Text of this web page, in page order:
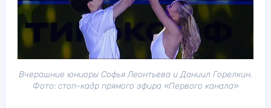
Вчерашние юниоры Софья Леонтьева и Даниил Горелкин.
Фото: стоп-кадр прямого эфира «Первого канала»